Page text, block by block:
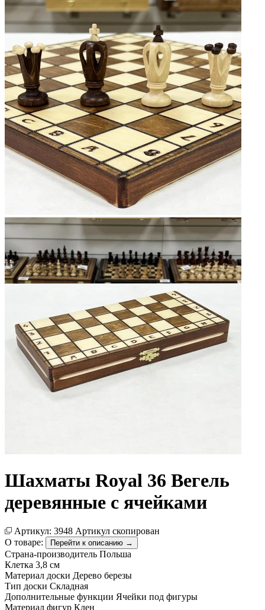
Шахматы Royal 36 Вегель
деревянные с ячейками
Артикул: 3948 Артикул скопирован
О товаре:
Перейти к описанию →
Страна-производитель Польша
Клетка 3,8 см
Материал доски Дерево березы
Тип доски Складная
Дополнительные функции Ячейки под фигуры
Материал фигур Клен